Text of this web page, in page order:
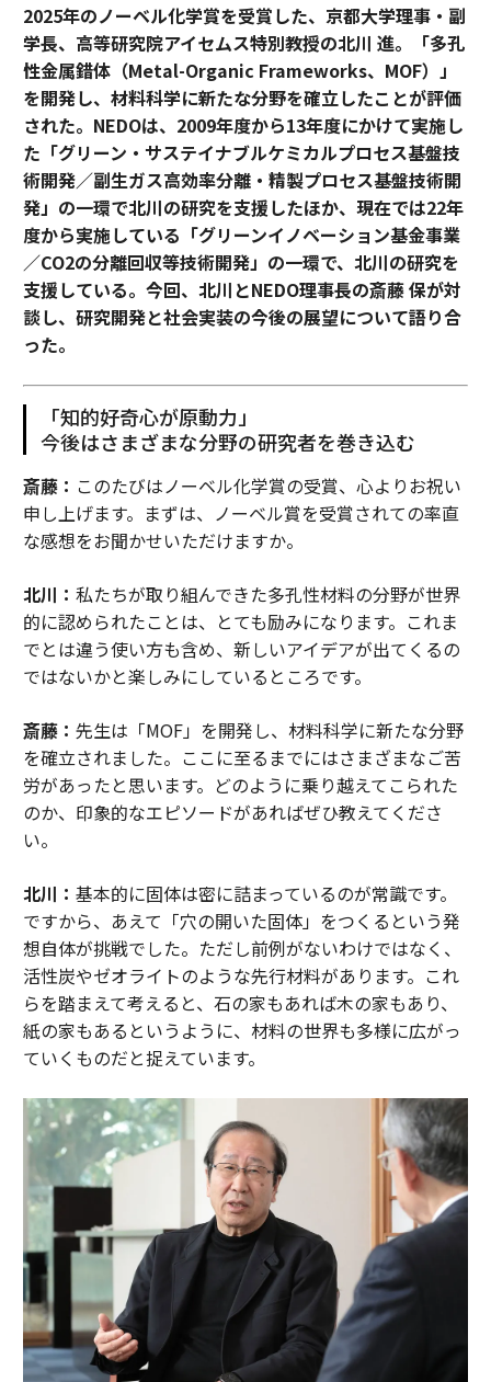
2025年のノーベル化学賞を受賞した、京都大学理事・副
学長、高等研究院アイセムス特別教授の北川 進。「多孔
性金属錯体（Metal-Organic Frameworks、MOF）」
を開発し、材料科学に新たな分野を確立したことが評価
された。NEDOは、2009年度から13年度にかけて実施し
た「グリーン・サステイナブルケミカルプロセス基盤技
術開発／副生ガス高効率分離・精製プロセス基盤技術開
発」の一環で北川の研究を支援したほか、現在では22年
度から実施している「グリーンイノベーション基金事業
／CO2の分離回収等技術開発」の一環で、北川の研究を
支援している。今回、北川とNEDO理事長の斎藤 保が対
談し、研究開発と社会実装の今後の展望について語り合
った。
「知的好奇心が原動力」
今後はさまざまな分野の研究者を巻き込む
斎藤： このたびはノーベル化学賞の受賞、心よりお祝い
申し上げます。まずは、ノーベル賞を受賞されての率直
な感想をお聞かせいただけますか。
北川： 私たちが取り組んできた多孔性材料の分野が世界
的に認められたことは、とても励みになります。これま
でとは違う使い方も含め、新しいアイデアが出てくるの
ではないかと楽しみにしているところです。
斎藤： 先生は「MOF」を開発し、材料科学に新たな分野
を確立されました。ここに至るまでにはさまざまなご苦
労があったと思います。どのように乗り越えてこられた
のか、印象的なエピソードがあればぜひ教えてくださ
い。
北川： 基本的に固体は密に詰まっているのが常識です。
ですから、あえて「穴の開いた固体」をつくるという発
想自体が挑戦でした。ただし前例がないわけではなく、
活性炭やゼオライトのような先行材料があります。これ
らを踏まえて考えると、石の家もあれば木の家もあり、
紙の家もあるというように、材料の世界も多様に広がっ
ていくものだと捉えています。